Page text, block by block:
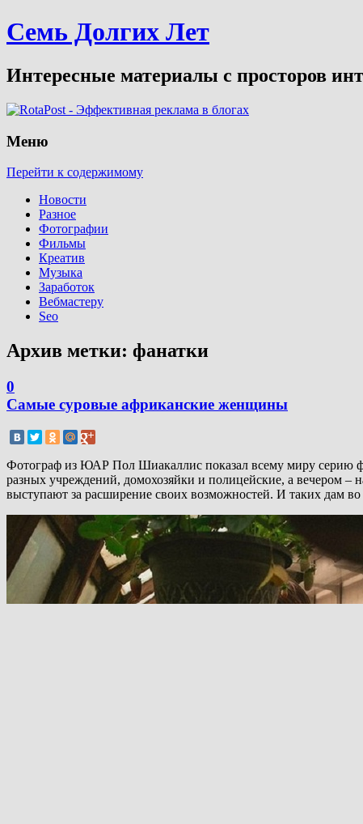
Семь Долгих Лет
Интересные материалы с просторов
Меню
Перейти к содержимому
Новости
Разное
Фотографии
Фильмы
Креатив
Музыка
Заработок
Вебмастеру
Seo
Архив метки: фанатки
0
Самые суровые африканские женщины
Фотограф из ЮАР Пол Шиакаллис показал всему миру серию
разных учреждений, домохозяйки и полицейские, а вечером –
выступают за расширение своих возможностей. И таких дам